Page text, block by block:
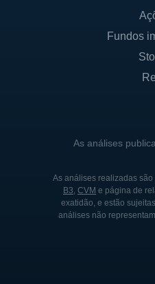
Fundos
As análises
As análises realizadas
B3, CVM e página de
exatidão, e estão
análises não